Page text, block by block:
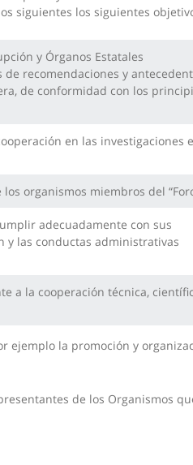
siguientes los siguientes
y Órganos Estatales
recomendaciones y
de conformidad con los
en las investigaciones
organismos miembros del
adecuadamente con sus
y las conductas administrativas
a la cooperación técnica,
ejemplo la promoción y
de los Organismos